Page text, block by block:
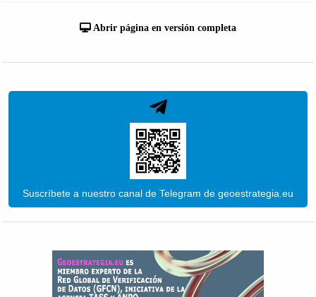
Abrir página en versión completa
Suscríbete a nuestro canal de Telegram de geoestrategia.eu